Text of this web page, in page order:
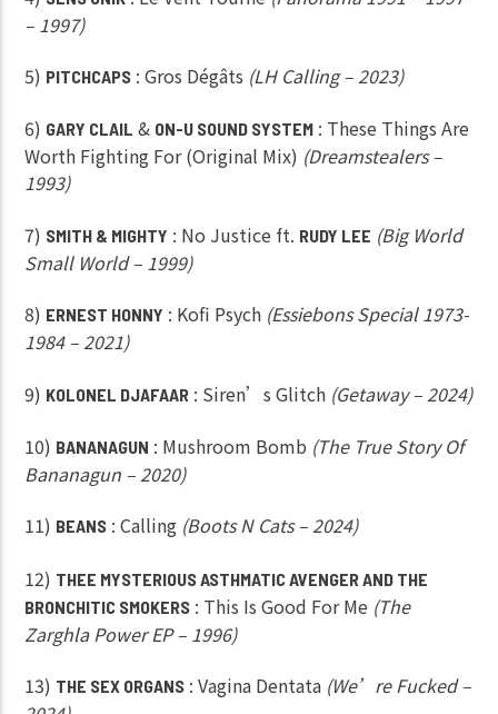
– 1997)
5) PITCHCAPS : Gros Dégâts (LH Calling – 2023)
6) GARY CLAIL & ON-U SOUND SYSTEM : These Things Are
Worth Fighting For (Original Mix) (Dreamstealers –
1993)
7) SMITH & MIGHTY : No Justice ft. RUDY LEE (Big World
Small World – 1999)
8) ERNEST HONNY : Kofi Psych (Essiebons Special 1973-
1984 – 2021)
9) KOLONEL DJAFAAR : Siren’s Glitch (Getaway – 2024)
10) BANANAGUN : Mushroom Bomb (The True Story Of
Bananagun – 2020)
11) BEANS : Calling (Boots N Cats – 2024)
12) THEE MYSTERIOUS ASTHMATIC AVENGER AND THE
BRONCHITIC SMOKERS : This Is Good For Me (The
Zarghla Power EP – 1996)
13) THE SEX ORGANS : Vagina Dentata (We’re Fucked –